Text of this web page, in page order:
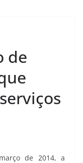
de
de 2014, a